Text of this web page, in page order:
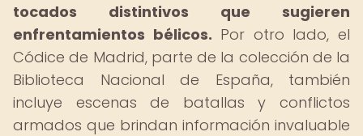
tocados distintivos que sugieren
enfrentamientos bélicos. Por otro lado, el
Códice de Madrid, parte de la colección de la
Biblioteca Nacional de España, también
incluye escenas de batallas y conflictos
armados que brindan información invaluable